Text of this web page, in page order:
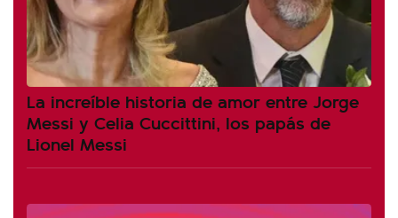
La increíble historia de amor entre Jorge
Messi y Celia Cuccittini, los papás de
Lionel Messi